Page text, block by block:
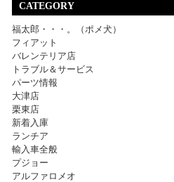
CATEGORY
福太郎・・・。（ポメ犬）
フィアット
バレンテリア店
トラブル＆サービス
パーツ情報
大津店
栗東店
新着入庫
ランチア
輸入車全般
プジョー
アルファロメオ